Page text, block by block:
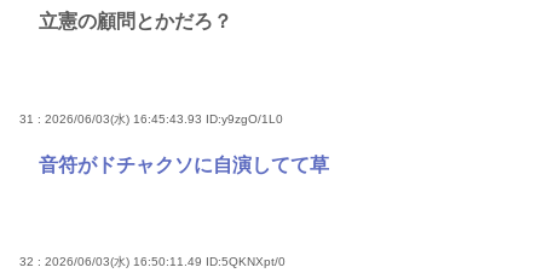
立憲の顧問とかだろ？
31 : 2026/06/03(水) 16:45:43.93 ID:y9zgO/1L0
音符がドチャクソに自演してて草
32 : 2026/06/03(水) 16:50:11.49 ID:5QKNXpt/0